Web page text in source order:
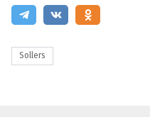
Sollers